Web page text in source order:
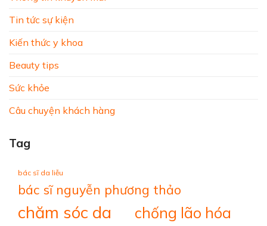
Tin tức sự kiện
Kiến thức y khoa
Beauty tips
Sức khỏe
Câu chuyện khách hàng
Tag
bác sĩ da liễu
bác sĩ nguyễn phương thảo
chăm sóc da chống lão hóa